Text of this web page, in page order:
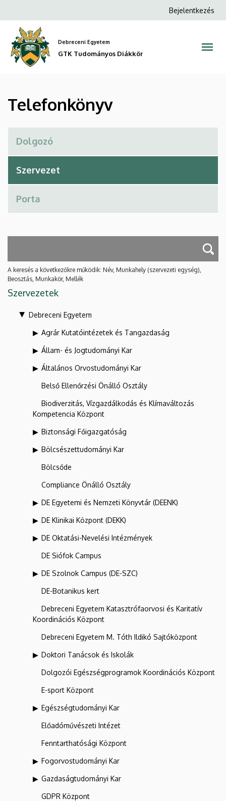
GTK
Tudományos
Diákkör
a
tartalomra
Anonim
Bejelentkezés
Debreceni Egyetem
GTK Tudományos Diákkör
Telefonkönyv
A keresés a következőkre működik: Név, Munkahely (szervezeti egység),
Beosztás, Munkakör, Mellék
Szervezetek
Debreceni Egyetem
Agrár Kutatóintézetek és Tangazdaság
Állam- és Jogtudományi Kar
Általános Orvostudományi Kar
Belső Ellenőrzési Önálló Osztály
Biodiverzitás, Vízgazdálkodás és Klímaváltozás
Kompetencia Központ
Biztonsági Főigazgatóság
Bölcsészettudományi Kar
Bölcsőde
Compliance Önálló Osztály
DE Egyetemi és Nemzeti Könyvtár (DEENK)
DE Klinikai Központ (DEKK)
DE Oktatási-Nevelési Intézmények
DE Siófok Campus
DE Szolnok Campus (DE-SZC)
DE-Botanikus kert
Debreceni Egyetem Katasztrófaorvosi és Karitatív
Koordinációs Központ
Debreceni Egyetem M. Tóth Ildikó Sajtóközpont
Doktori Tanácsok és Iskolák
Dolgozói Egészségprogramok Koordinációs Központ
E-sport Központ
Egészségtudományi Kar
Előadóművészeti Intézet
Fenntarthatósági Központ
Fogorvostudományi Kar
Gazdaságtudományi Kar
GDPR Központ